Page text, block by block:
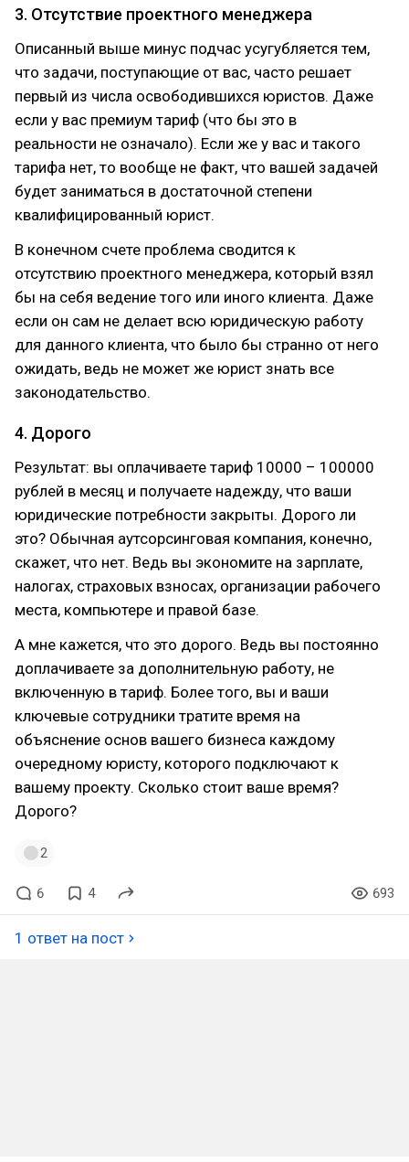
3. Отсутствие проектного менеджера
Описанный выше минус подчас усугубляется тем,
что задачи, поступающие от вас, часто решает
первый из числа освободившихся юристов. Даже
если у вас премиум тариф (что бы это в
реальности не означало). Если же у вас и такого
тарифа нет, то вообще не факт, что вашей задачей
будет заниматься в достаточной степени
квалифицированный юрист.
В конечном счете проблема сводится к
отсутствию проектного менеджера, который взял
бы на себя ведение того или иного клиента. Даже
если он сам не делает всю юридическую работу
для данного клиента, что было бы странно от него
ожидать, ведь не может же юрист знать все
законодательство.
4. Дорого
Результат: вы оплачиваете тариф 10000 – 100000
рублей в месяц и получаете надежду, что ваши
юридические потребности закрыты. Дорого ли
это? Обычная аутсорсинговая компания, конечно,
скажет, что нет. Ведь вы экономите на зарплате,
налогах, страховых взносах, организации рабочего
места, компьютере и правой базе.
А мне кажется, что это дорого. Ведь вы постоянно
доплачиваете за дополнительную работу, не
включенную в тариф. Более того, вы и ваши
ключевые сотрудники тратите время на
объяснение основ вашего бизнеса каждому
очередному юристу, которого подключают к
вашему проекту. Сколько стоит ваше время?
Дорого?
2
6 4 693
1 ответ на пост